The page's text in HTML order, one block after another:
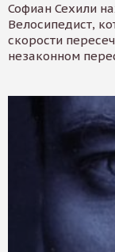
Софиан Сехили
Велосипедист,
скорости
незаконном